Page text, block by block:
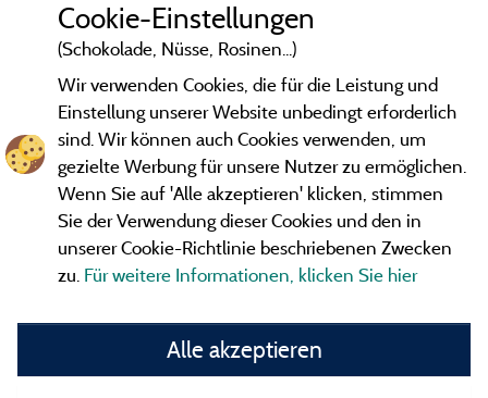
Gesetzliche Bedingungen
Herausgeberinformationen und Adressen
Cookie-Einstellungen
(Schokolade, Nüsse, Rosinen...)
Wir verwenden Cookies, die für die Leistung und
Einstellung unserer Website unbedingt erforderlich
sind. Wir können auch Cookies verwenden, um
gezielte Werbung für unsere Nutzer zu ermöglichen.
Wenn Sie auf 'Alle akzeptieren' klicken, stimmen
Sie der Verwendung dieser Cookies und den in
unserer Cookie-Richtlinie beschriebenen Zwecken
zu. Für weitere Informationen, klicken Sie hier
Alle akzeptieren